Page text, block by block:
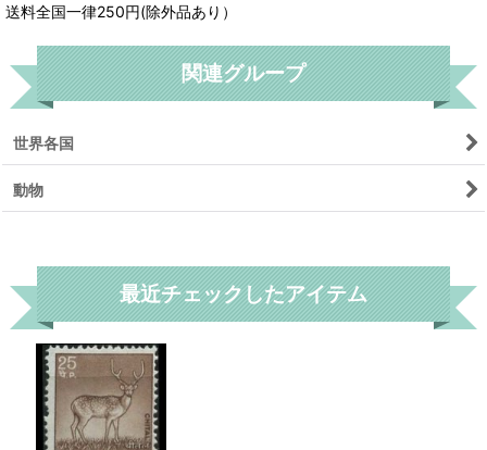
送料全国一律250円(除外品あり）
関連グループ
世界各国
動物
最近チェックしたアイテム